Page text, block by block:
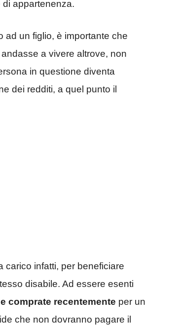
appartenenza.
ad un figlio, è importante che
a vivere altrove, non
in questione diventa
dei redditi, a quel punto il
carico infatti, per beneficiare
disabile. Ad essere esenti
comprate recentemente per un
che non dovranno pagare il